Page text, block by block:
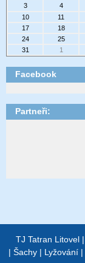
3
4
10
11
17
18
24
25
31
1
Facebook
Partneři:
TJ Tatran Litovel |
| Šachy| Lyžování|